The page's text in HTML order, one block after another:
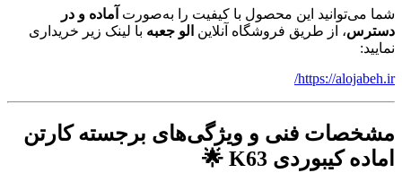
شما می‌توانید این محصول با کیفیت را به‌صورت آماده و در
دسترس، از طریق فروشگاه آنلاین الو جعبه با لینک زیر خریداری
نمایید:
https://alojabeh.ir/
مشخصات فنی و ویژگی‌های برجسته کارتن
اماده کیبوردی K63 🌟